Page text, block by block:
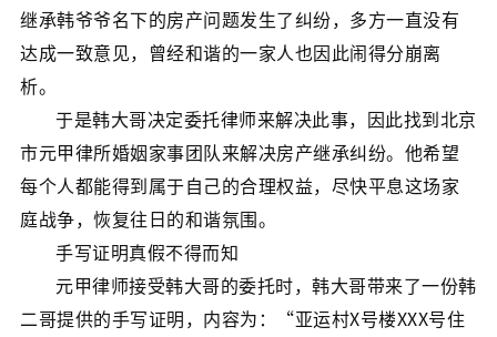
继承韩爷爷名下的房产问题发生了纠纷，多方一直没有
达成一致意见，曾经和谐的一家人也因此闹得分崩离
析。
于是韩大哥决定委托律师来解决此事，因此找到北京
市元甲律所婚姻家事团队来解决房产继承纠纷。他希望
每个人都能得到属于自己的合理权益，尽快平息这场家
庭战争，恢复往日的和谐氛围。
手写证明真假不得而知
元甲律师接受韩大哥的委托时，韩大哥带来了一份韩
二哥提供的手写证明，内容为：“亚运村X号楼XXX号住